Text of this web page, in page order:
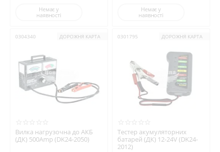
Немає у
наявності
Немає у
наявності
0304340 ДОРОЖНЯ КАРТА
Вилка нагрузочна до АКБ
(ДК) 500Amp (DK24-2050)
0301795 ДОРОЖНЯ КАРТА
Тестер акумуляторних
батарей (ДК) 12-24V (DK24-
2012)